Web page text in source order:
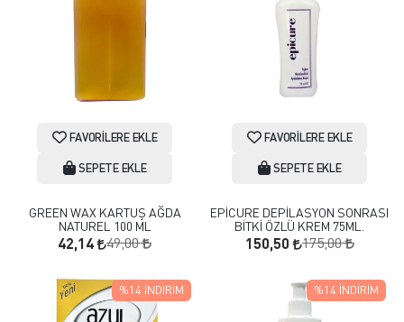
FAVORILERE EKLE
SEPETE EKLE
GREEN WAX KARTUŞ AĞDA
NATUREL 100 ML
42,14 49,00
FAVORILERE EKLE
SEPETE EKLE
EPİCURE DEPİLASYON SONRASI
BİTKİ ÖZLÜ KREM 75ML.
150,50 175,00
%14 İNDIRIM %14 İNDIRIM